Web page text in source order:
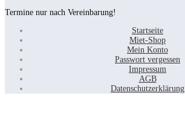
Termine nur nach Vereinbarung!
Startseite
Miet-Shop
Mein Konto
Passwort vergessen
Impressum
AGB
Datenschutzerklärung